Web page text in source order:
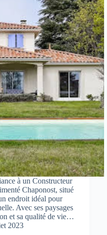
à un Constructeur
Chaponost, situé
endroit idéal pour
Avec ses paysages
et sa qualité de vie…
2023